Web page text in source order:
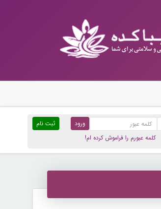
ثبت نام
کلمه عبورم را فراموش کرده ام!